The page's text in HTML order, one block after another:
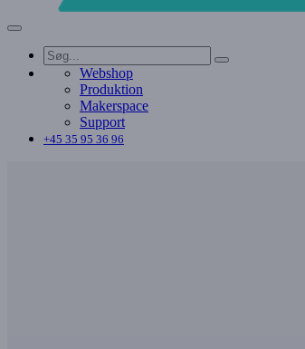
Webshop
Produktion
Makerspace
Support
+45 35 95 36 96